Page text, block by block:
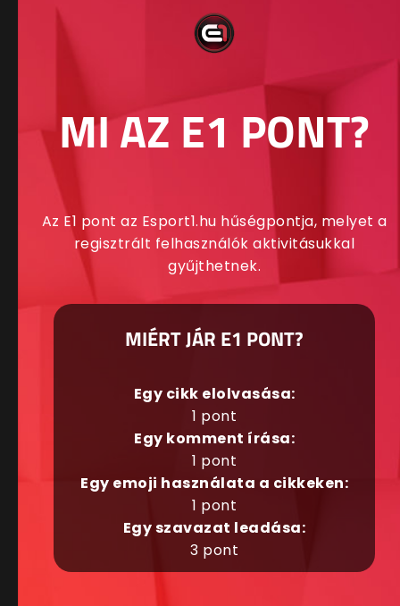
MI AZ E1 PONT?
Az E1 pont az Esport1.hu hűségpontja, melyet a
regisztrált felhasználók aktivitásukkal
gyűjthetnek.
MIÉRT JÁR E1 PONT?
Egy cikk elolvasása:
1 pont
Egy komment írása:
1 pont
Egy emoji használata a cikkeken:
1 pont
Egy szavazat leadása:
3 pont